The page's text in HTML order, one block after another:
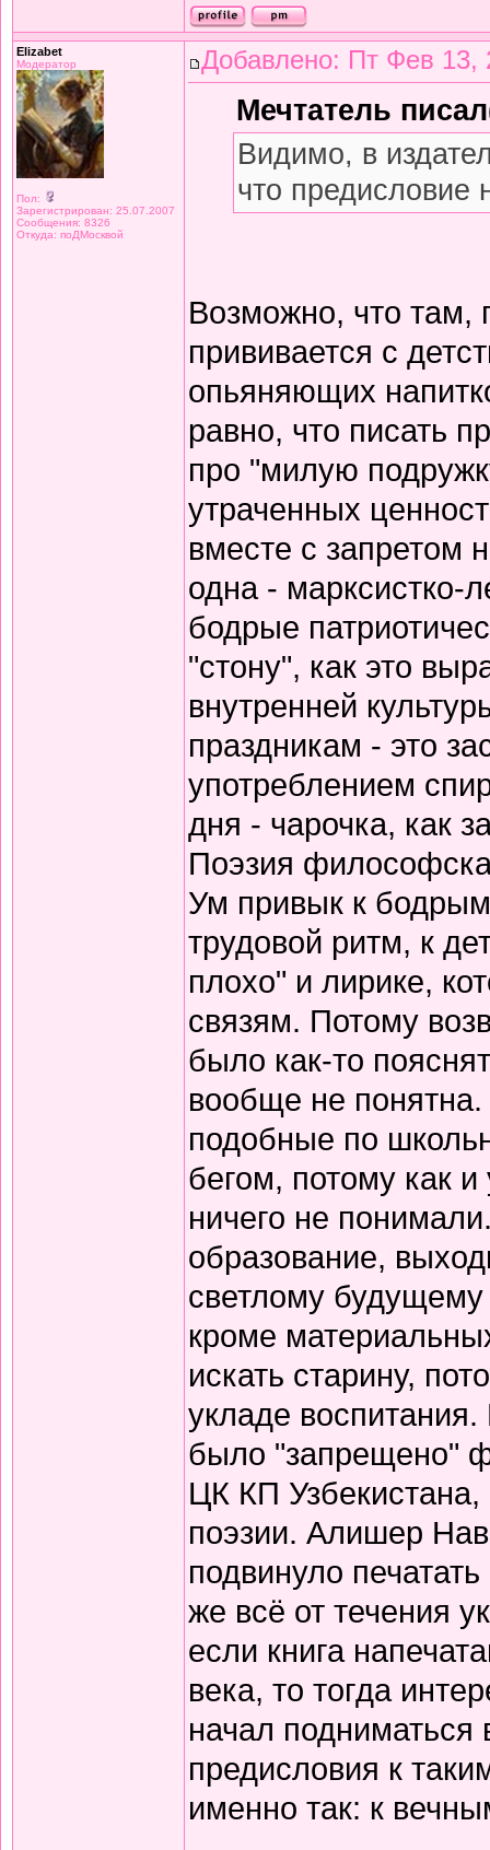
Elizabet
Модератор
Пол:
Зарегистрирован: 25.07.2007
Сообщения: 8326
Откуда: поДМосквой
Добавлено: Пт Фев 13,
Мечтатель
Видимо, в
что предисловие
Возможно, что там,
прививается с
опьяняющих
равно, что писать
про "милую
утраченных
вместе с запретом
одна - марксистко-
бодрые
"стону", как это
внутренней
праздникам - это
употреблением
дня - чарочка, как
Поэзия
Ум привык к
трудовой ритм, к
плохо" и лирике,
связям. Потому
было как-то
вообще не
подобные по
бегом, потому как
ничего не
образование,
светлому
кроме
искать старину,
укладе воспитания.
было "запрещено"
ЦК КП
поэзии. Алишер
подвинуло
же всё от течения
если книга
века, то тогда
начал
предисловия к
именно так: к